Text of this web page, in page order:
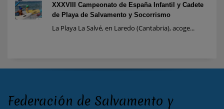
XXXVIII Campeonato de España Infantil y Cadete
de Playa de Salvamento y Socorrismo
La Playa La Salvé, en Laredo (Cantabria), acoge...
Federación de Salvamento y